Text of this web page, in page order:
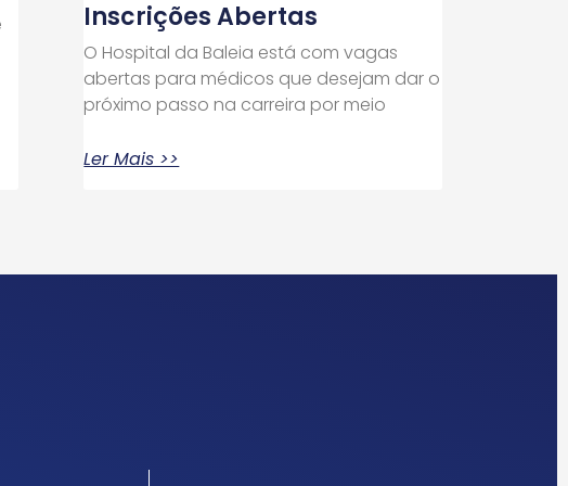
Inscrições Abertas
O Hospital da Baleia está com vagas
abertas para médicos que desejam dar o
próximo passo na carreira por meio
Ler Mais >>